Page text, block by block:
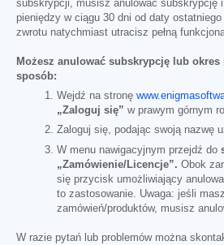
subskrypcji, musisz anulować subskrypcję
pieniędzy w ciągu 30 dni od daty
zwrotu natychmiast utracisz pełną
Możesz anulować subskrypcję lub
sposób:
Wejdź na stronę
„Zaloguj się” w prawym górnym
Zaloguj się, podając swoją nazwę
W menu nawigacyjnym przejdź do
„Zamówienie/Licencje”. Obok
się przycisk umożliwiający
to zastosowanie. Uwaga: jeśli
zamówień/produktów, musisz
W razie pytań lub problemów można